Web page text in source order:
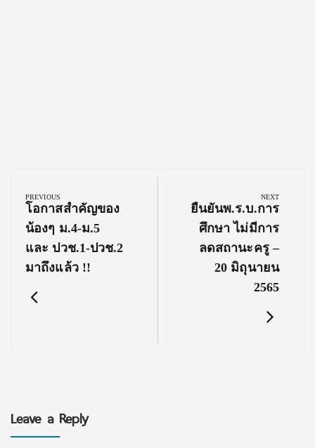
navigation
PREVIOUS
Previous
Post:
โอกาสสำคัญของ
น้องๆ ม.4-ม.5
และ ปวช.1-ปวช.2
มาถึงแล้ว !!
NEXT
Next
Post:
ยืนยันพ.ร.บ.การ
ศึกษา ไม่มีการ
ลดสถานะครู –
20 มิถุนายน
2565
Leave a Reply